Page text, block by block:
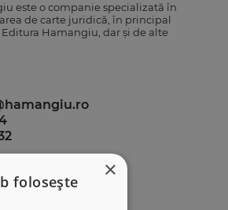
×
folosește
este o companie specializată în
de carte juridică, în principal
Hamangiu, dar și de alte